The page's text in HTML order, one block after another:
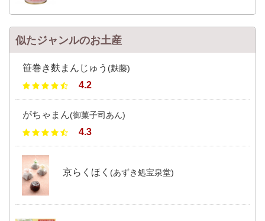
似たジャンルのお土産
笹巻き麩まんじゅう (麸藤)
4.2
がちゃまん(御菓子司あん)
4.3
京らくほく (あずき処宝泉堂)